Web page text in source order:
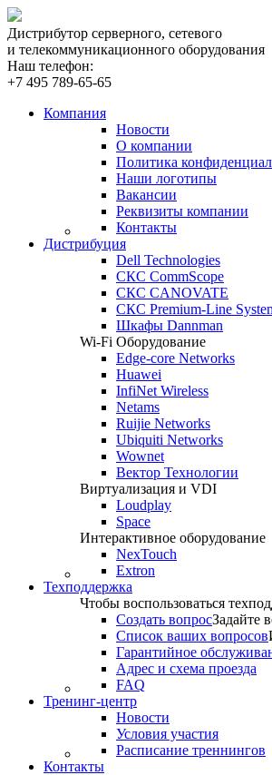
Дистрибутор серверного, сетевого
и телекоммуникационного оборудования
Наш телефон:
+7 495 789-65-65
Компания
Новости
О компании
Политика
Наши логотипы
Вакансии
Реквизиты компании
Контакты
Дистрибуция
Dell Technologies
СКС CommScope
СКС CANOVATE
СКС Premium-Line
Шкафы Dannman
Wi-Fi Оборудование
Edge-core Networks
Huawei
InfiNet Wireless
Netams
Ruijie Networks
Ubiquiti Networks
Wownet
Вектор Технологии
Виртуализация и VDI
Loudplay
Space
Интерактивное оборудование
NexTouch
Extron
Техподдержка
Чтобы воспользоваться
Создать вопросЗадайте
Список ваших вопросов
Гарантийное
Адрес и схема проезда
FAQ
Тренинг-центр
Новости
Условия участия
Расписание треннингов
Контакты